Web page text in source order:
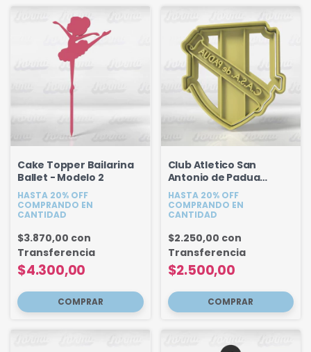
Cake Topper Bailarina
Ballet - Modelo 2
HASTA 20% OFF
COMPRANDO EN
CANTIDAD
$4.300,00
$3.870,00 con
Transferencia
Club Atletico San
Antonio de Padua
C.A.S.A - 8,5 cm
HASTA 20% OFF
COMPRANDO EN
CANTIDAD
$2.500,00
$2.250,00 con
Transferencia